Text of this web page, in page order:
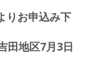
りお申込み下
田地区7月3日